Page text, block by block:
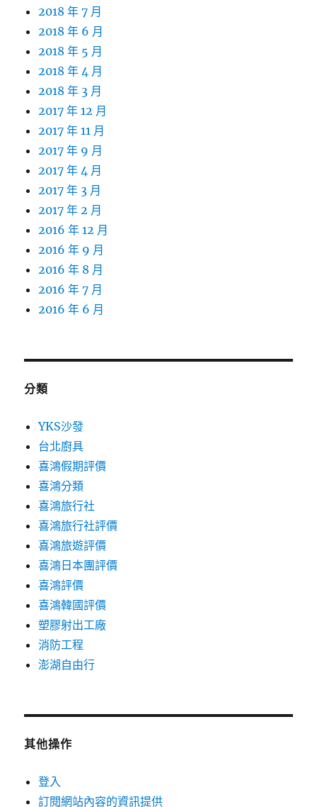
2018 年 7 月
2018 年 6 月
2018 年 5 月
2018 年 4 月
2018 年 3 月
2017 年 12 月
2017 年 11 月
2017 年 9 月
2017 年 4 月
2017 年 3 月
2017 年 2 月
2016 年 12 月
2016 年 9 月
2016 年 8 月
2016 年 7 月
2016 年 6 月
分類
YKS沙發
台北廚具
喜鴻假期評價
喜鴻分類
喜鴻旅行社
喜鴻旅行社評價
喜鴻旅遊評價
喜鴻日本團評價
喜鴻評價
喜鴻韓國評價
塑膠射出工廠
消防工程
澎湖自由行
其他操作
登入
訂閱網站內容的資訊提供